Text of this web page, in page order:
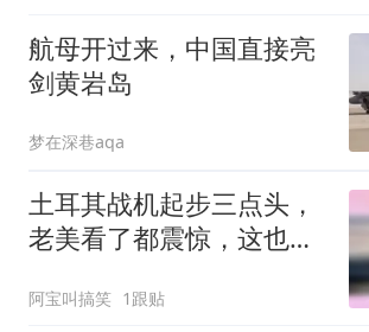
航母开过来，中国直接亮
剑黄岩岛
梦在深巷aqa
土耳其战机起步三点头，
老美看了都震惊，这也太
阿宝叫搞笑 1跟贴